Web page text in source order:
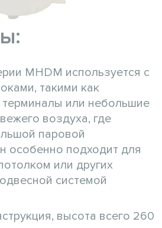
MHDM используется с
такими как
терминалы или небольшие
воздуха, где
паровой
особенно подходит для
или других
системой
высота всего 260